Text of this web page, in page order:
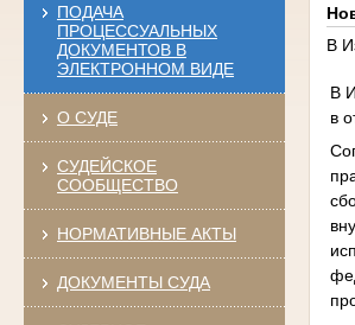
ПОДАЧА
ПРОЦЕССУАЛЬНЫХ
ДОКУМЕНТОВ В
ЭЛЕКТРОННОМ ВИДЕ
О СУДЕ
СУДЕЙСКОЕ
СООБЩЕСТВО
НОРМАТИВНЫЕ АКТЫ
ДОКУМЕНТЫ СУДА
В
В
в